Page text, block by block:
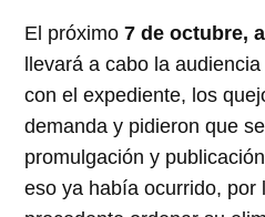
El próximo7 de octubre,
llevará a cabo la
con el expediente, los
demanda y pidieron que
promulgación y
eso ya había ocurrido, por